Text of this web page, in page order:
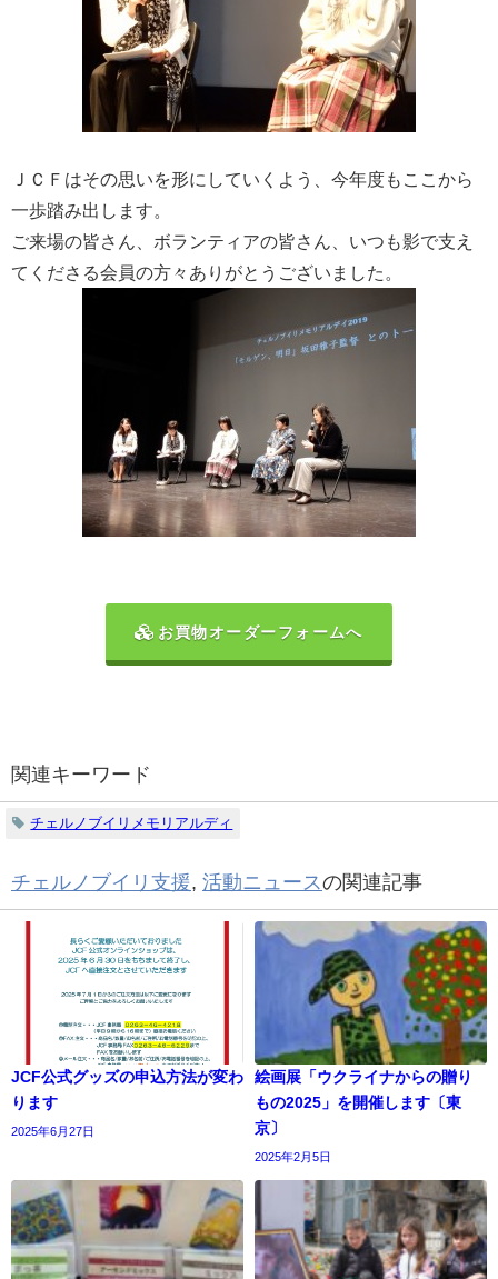
ＪＣＦはその思いを形にしていくよう、今年度もここから
一歩踏み出します。
ご来場の皆さん、ボランティアの皆さん、いつも影で支え
てくださる会員の方々ありがとうございました。
お買物オーダーフォームへ
関連キーワード
チェルノブイリメモリアルディ
チェルノブイリ支援, 活動ニュースの関連記事
JCF公式グッズの申込方法が変わ
ります
2025年6月27日
絵画展「ウクライナからの贈り
もの2025」を開催します〔東
京〕
2025年2月5日